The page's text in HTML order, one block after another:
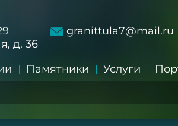
д. 36
granittula7@mail.ru
Памятники Услуги